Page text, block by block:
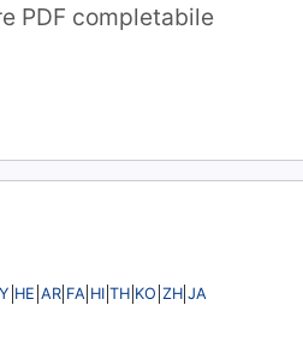
PDF completabile
HE AR FA HI TH KO ZH JA